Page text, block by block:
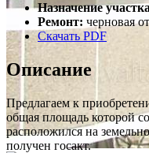
Назначение
Ремонт: черновая
Скачать PDF
Описание
Предлагаем к
общая площадь которой
расположился на
получен госакт.